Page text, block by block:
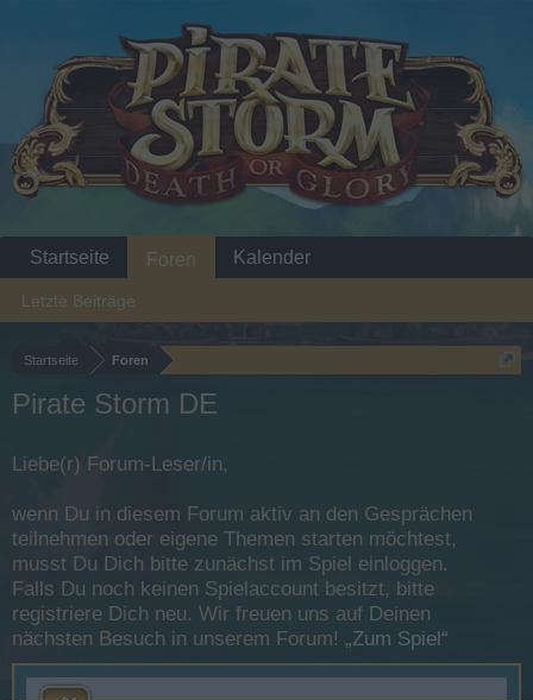
Startseite Foren
Pirate Storm DE
Liebe(r) Forum-Leser/in,
wenn Du in diesem Forum aktiv an den Gesprächen
teilnehmen oder eigene Themen starten möchtest,
musst Du Dich bitte zunächst im Spiel einloggen.
Falls Du noch keinen Spielaccount besitzt, bitte
registriere Dich neu. Wir freuen uns auf Deinen
nächsten Besuch in unserem Forum! „Zum Spiel“
Startseite Foren
Letzte Beiträge
Kalender